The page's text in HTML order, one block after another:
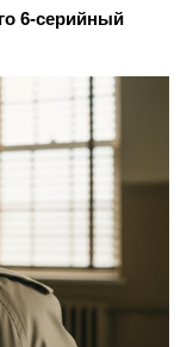
6-серийный